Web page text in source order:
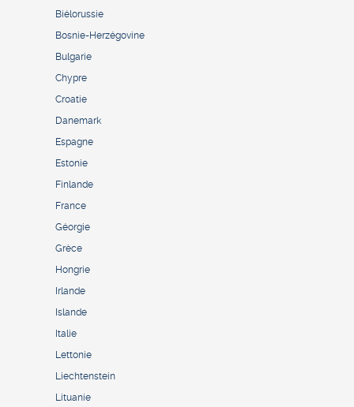
Biélorussie
Bosnie-Herzégovine
Bulgarie
Chypre
Croatie
Danemark
Espagne
Estonie
Finlande
France
Géorgie
Grèce
Hongrie
Irlande
Islande
Italie
Lettonie
Liechtenstein
Lituanie